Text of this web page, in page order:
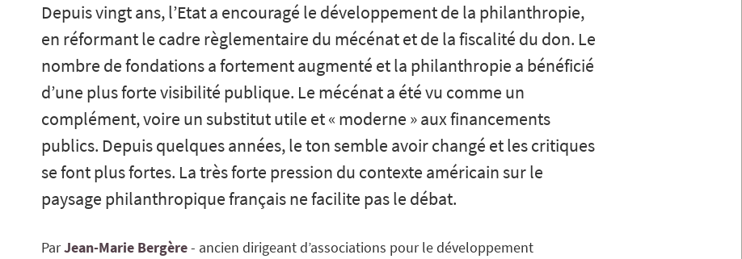
Depuis vingt ans, l’Etat a encouragé le développement de la philanthropie,
en réformant le cadre règlementaire du mécénat et de la fiscalité du don. Le
nombre de fondations a fortement augmenté et la philanthropie a bénéficié
d’une plus forte visibilité publique. Le mécénat a été vu comme un
complément, voire un substitut utile et « moderne » aux financements
publics. Depuis quelques années, le ton semble avoir changé et les critiques
se font plus fortes. La très forte pression du contexte américain sur le
paysage philanthropique français ne facilite pas le débat.
ParJean-Marie Bergère
ancien dirigeant d’associations pour le développement